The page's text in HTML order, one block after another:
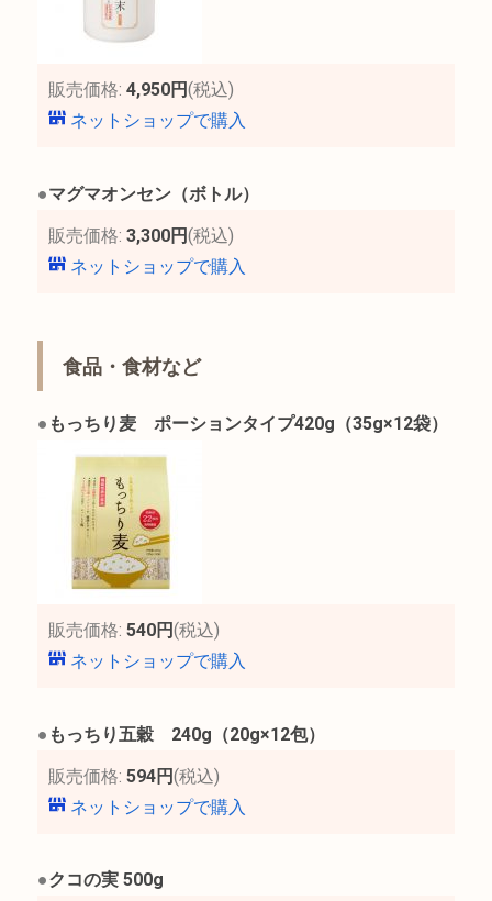
販売価格: 4,950円(税込)
ネットショップで購入
●マグマオンセン（ボトル）
販売価格: 3,300円(税込)
ネットショップで購入
食品・食材など
● もっちり麦 ポーションタイプ420g（35g×12袋）
販売価格: 540円(税込)
ネットショップで購入
● もっちり五穀 240g（20g×12包）
販売価格: 594円(税込)
ネットショップで購入
●クコの実 500g